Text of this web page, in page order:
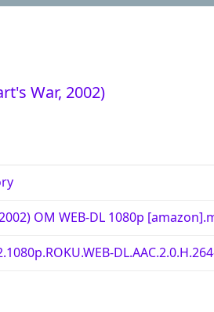
War, 2002)
OM WEB-DL 1080p